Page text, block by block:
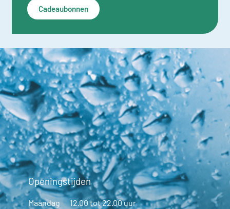
Cadeaubonnen
Openingstijden
Maandag
12.00 tot 22.00 uur